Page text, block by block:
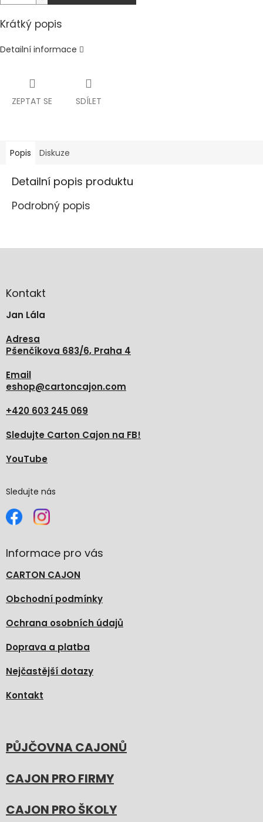
Krátký popis
Detailní informace
ZEPTAT SE SDÍLET
Popis Diskuze
Detailní popis produktu
Podrobný popis
aKontakt
Jan Lála
Adresa
Pšenčíkova 683/6, Praha 4
Email
eshop@cartoncajon.com
+420 603 245 069
Sledujte Carton Cajon na FB!
YouTube
Sledujte nás
Informace pro vás
CARTON CAJON
Obchodní podmínky
Ochrana osobních údajů
Doprava a platba
Nejčastější dotazy
Kontakt
PŮJČOVNA CAJONŮ
CAJON PRO FIRMY
CAJON PRO ŠKOLY